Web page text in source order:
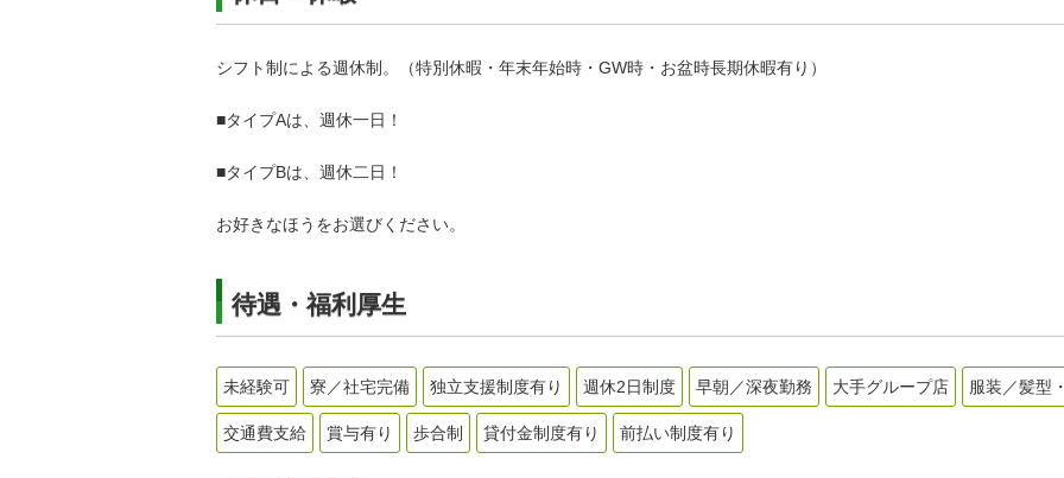
シフト制による週休制。（特別休暇・年末年始時・GW時・お盆時長期休暇有り）
■タイプAは、週休一日！
■タイプBは、週休二日！
お好きなほうをお選びください。
待遇・福利厚生
未経験可 寮／社宅完備 独立支援制度有り 週休2日制度 早朝／深夜勤務 大手グループ店 服装／髪型
交通費支給 賞与有り 歩合制 貸付金制度有り 前払い制度有り